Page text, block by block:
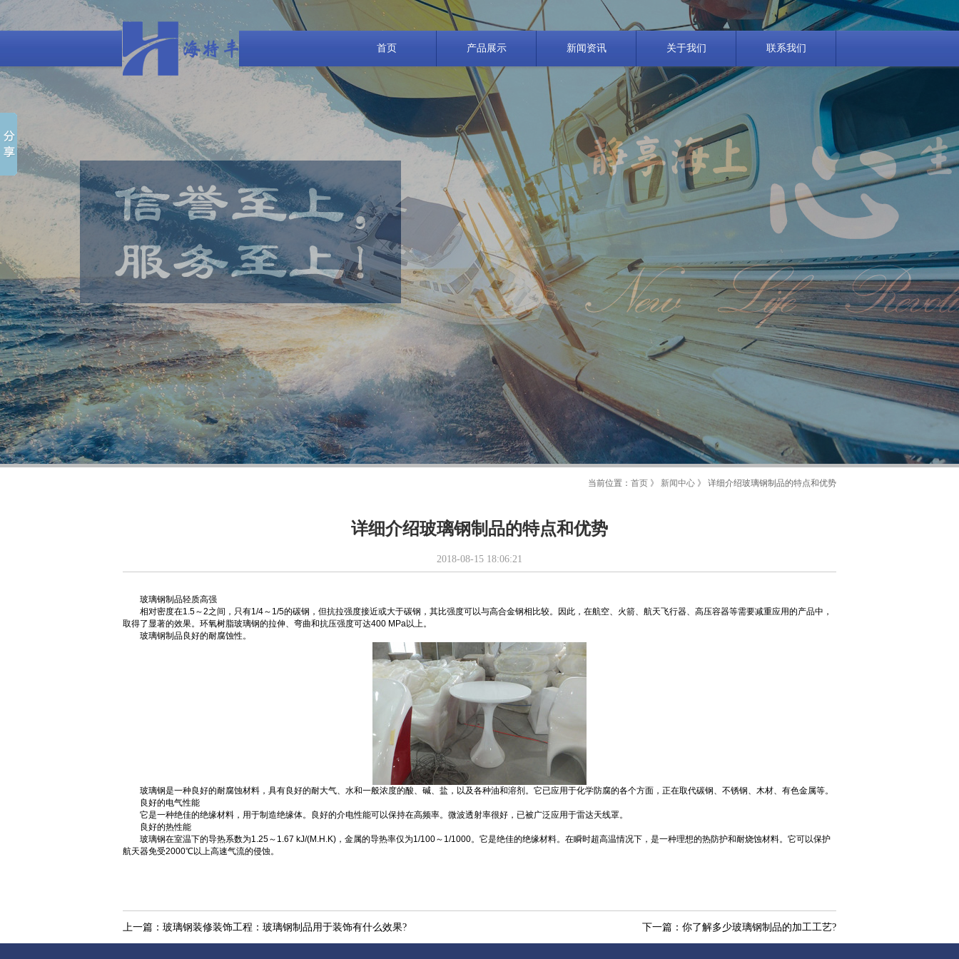
首页 产品展示 新闻资讯 关于我们 联系我们
当前位置： 首页 》 新闻中心 》 详细介绍玻璃钢制品的特点和优势
详细介绍玻璃钢制品的特点和优势
2018-08-15 18:06:21
玻璃钢制品轻质高强
相对密度在1.5～2之间，只有1/4～1/5的碳钢，但抗拉强度接近或大于碳钢，其比强度可以与高合金钢相比较。因此，在航空、火箭、航天飞行器、高压容器等需要减重应用的产品中，
取得了显著的效果。环氧树脂玻璃钢的拉伸、弯曲和抗压强度可达400 MPa以上。
玻璃钢制品良好的耐腐蚀性。
玻璃钢是一种良好的耐腐蚀材料，具有良好的耐大气、水和一般浓度的酸、碱、盐，以及各种油和溶剂。它已应用于化学防腐的各个方面，正在取代碳钢、不锈钢、木材、有色金属等。
良好的电气性能
它是一种绝佳的绝缘材料，用于制造绝缘体。良好的介电性能可以保持在高频率。微波透射率很好，已被广泛应用于雷达天线罩。
良好的热性能
玻璃钢在室温下的导热系数为1.25～1.67 kJ/(M.H.K)，金属的导热率仅为1/100～1/1000。它是绝佳的绝缘材料。在瞬时超高温情况下，是一种理想的热防护和耐烧蚀材料。它可以保护
航天器免受2000℃以上高速气流的侵蚀。
上一篇： 玻璃钢装修装饰工程：玻璃钢制品用于装饰有什么效果? 下一篇： 你了解多少玻璃钢制品的加工工艺?